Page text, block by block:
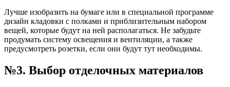
Лучше изобразить на бумаге или в специальной программе
дизайн кладовки с полками и приблизительным набором
вещей, которые будут на ней располагаться. Не забудьте
продумать систему освещения и вентиляции, а также
предусмотреть розетки, если они будут тут необходимы.
№3. Выбор отделочных материалов